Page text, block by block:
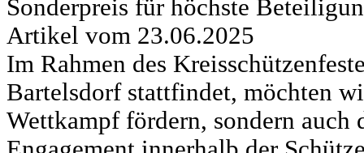
Sonderpreis für höchste
Artikel vom 23.06.2025
Im Rahmen des
Bartelsdorf stattfindet, möchten
Wettkampf fördern, sondern auch